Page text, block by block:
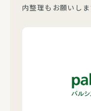
内整理もお願いしま